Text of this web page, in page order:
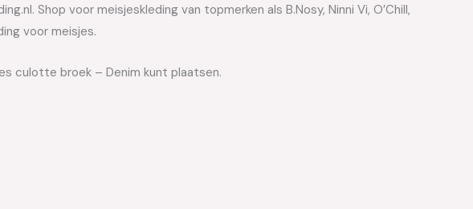
Shop voor meisjeskleding van topmerken als B.Nosy, Ninni Vi, O’Chill,
voor meisjes.
culotte broek – Denim kunt plaatsen.